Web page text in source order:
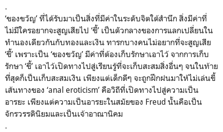
.
‘ของขวัญ’ ที่ได้รับมาเป็นสิ่งที่มีค่าในระดับจิตใต้สำนึก สิ่งมีค่าที่
ไม่มีใครอยากจะสูญเสียไป ‘ขี้’ เป็นตัวกลางของการแลกเปลี่ยนใน
ทำนองเดียวกันกับทองและเงิน ทารกบางคนไม่อยากที่จะสูญเสีย
‘ขี้’ เพราะเป็น ‘ของขวัญ’ มีค่าที่ต้องเก็บรักษาเอาไว้ จากการเก็บ
รักษา ‘ขี้’ เอาไว้เปิดทางไปสู่เรียนรู้ที่จะเก็บสะสมสิ่งอื่นๆ จนในท้าย
ที่สุดก็เป็นเก็บสะสมเงิน เพียงแต่เด็กดีๆ จะถูกฝึกฝนมาให้ไม่เล่นขี้
เส้นทางของ ‘anal eroticism’ คือวิถีที่เปิดทางไปสู่ความเป็น
อารยะ เพียงแต่ความเป็นอารยะในสมัยของ Freud นั้นคือเป็น
จักรวรรดินิยมและเป็นเจ้าอาณานิคม
.